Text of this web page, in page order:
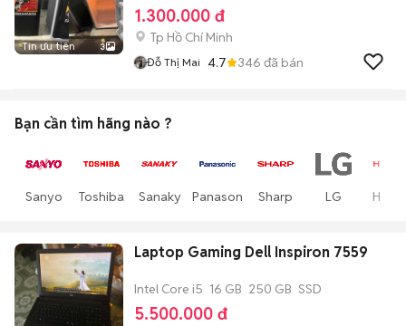
Tin ưu tiên 3
1.300.000 đ
Tp Hồ Chí Minh
Đỗ Thị Mai 4.7 346 đã bán
Bạn cần tìm hãng nào ?
Sanyo Toshiba Sanaky Panasonic Sharp LG
Laptop Gaming Dell Inspiron 7559
Intel Core i5 16 GB 250 GB SSD
5.500.000 đ